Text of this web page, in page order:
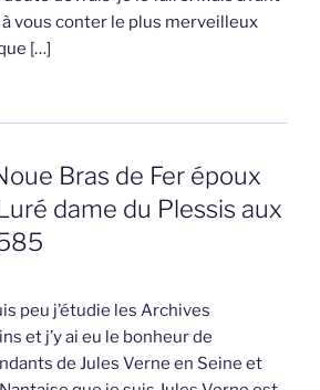
vous conter le plus merveilleux
[…]
Bras de Fer époux
dame du Plessis aux
peu j’étudie les Archives
et j’y ai eu le bonheur de
de Jules Verne en Seine et